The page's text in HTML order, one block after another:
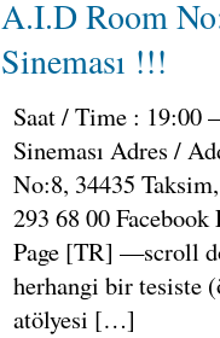
A.I.D Room
Sineması !!!
Saat / Time : 19:00
Sineması Adres /
No:8, 34435
293 68 00 Facebook
Page [TR] —scroll
herhangi bir tesiste
atölyesi […]